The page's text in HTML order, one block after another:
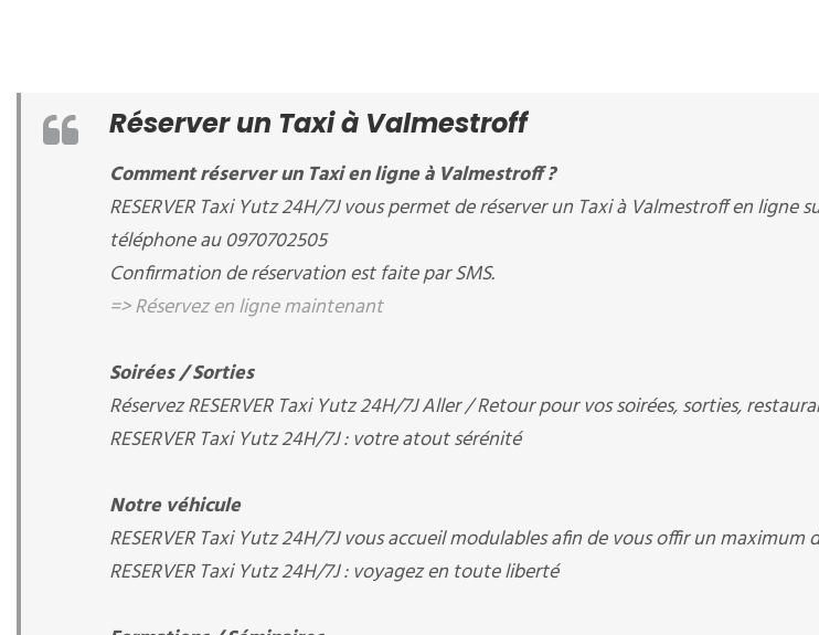
Réserver un Taxi à Valmestroff
Comment réserver un Taxi en ligne à Valmestroff ?
RESERVER Taxi Yutz 24H/7J vous permet de réserver un Taxi à Valmestroff en ligne
téléphone au 0970702505
Confirmation de réservation est faite par SMS.
=> Réservez en ligne maintenant
Soirées / Sorties
Réservez RESERVER Taxi Yutz 24H/7J Aller / Retour pour vos soirées, sorties,
RESERVER Taxi Yutz 24H/7J : votre atout sérénité
Notre véhicule
RESERVER Taxi Yutz 24H/7J vous accueil modulables afin de vous offir un
RESERVER Taxi Yutz 24H/7J : voyagez en toute liberté